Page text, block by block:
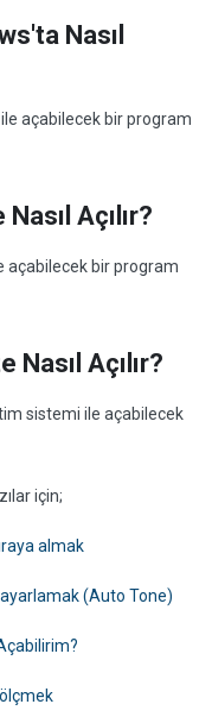
Nasıl
ile açabilecek bir program
Açılır?
açabilecek bir program
Nasıl Açılır?
sistemi ile açabilecek
için;
almak
(Auto Tone)